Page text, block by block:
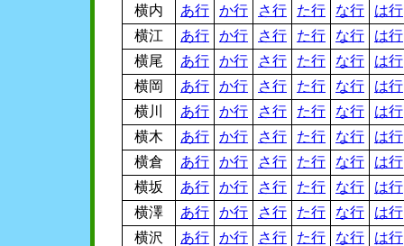
横内
あ行 か行 さ行 た行 な行
は行
横江
あ行 か行 さ行 た行 な行
は行
横尾
あ行 か行 さ行 た行 な行
は行
横岡
あ行 か行 さ行 た行 な行
は行
横川
あ行 か行 さ行 た行 な行
は行
横木
あ行 か行 さ行 た行 な行
は行
横倉
あ行 か行 さ行 た行 な行
は行
横坂
あ行 か行 さ行 た行 な行
は行
横澤
あ行 か行 さ行 た行 な行
は行
横沢
あ行 か行 さ行 た行 な行
は行